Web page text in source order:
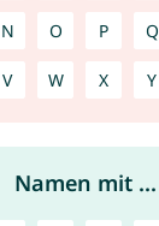
N O P Q
V W X Y
Namen mit ...